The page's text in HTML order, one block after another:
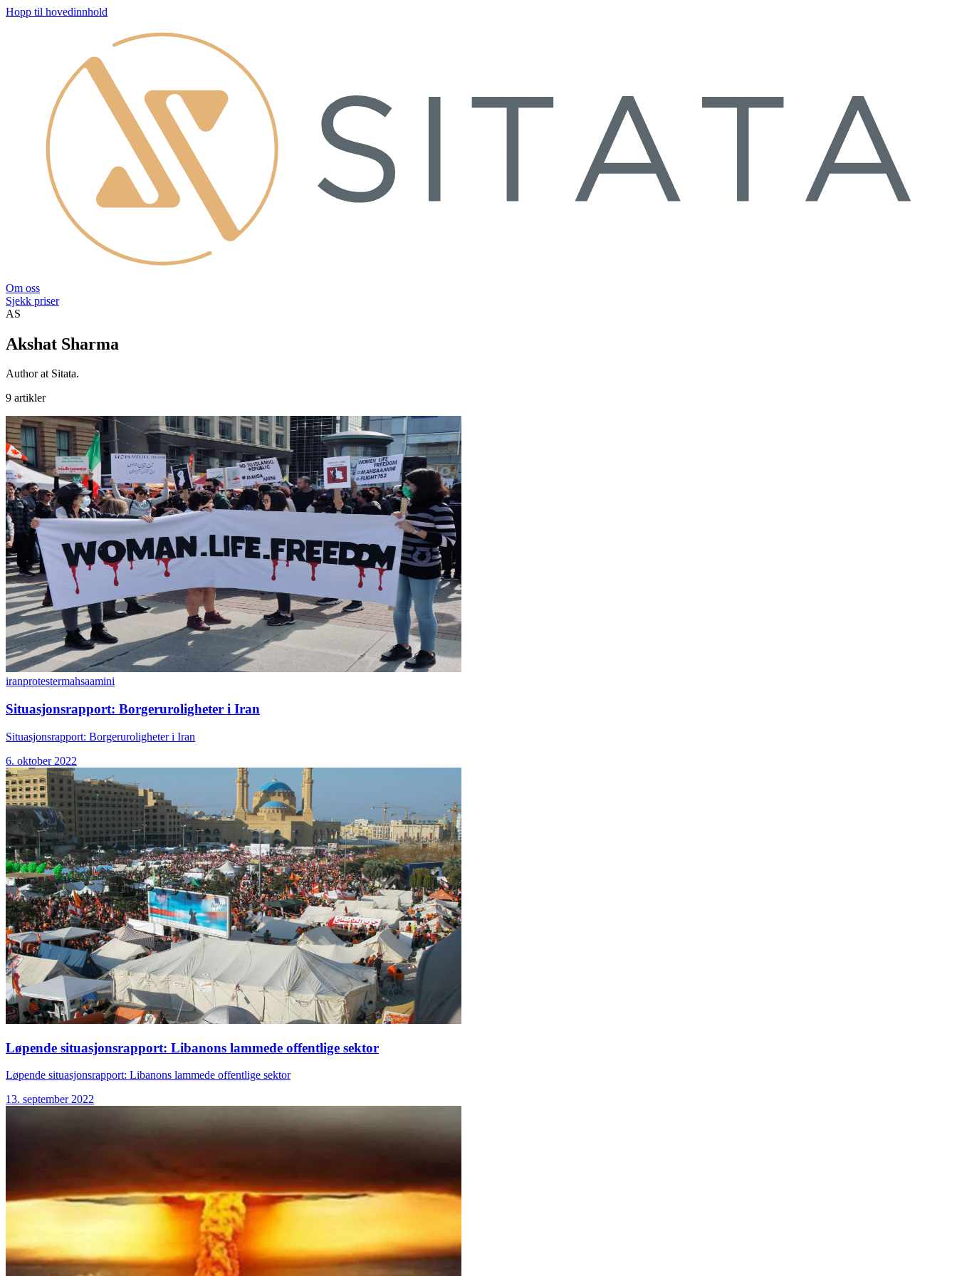
Hopp til hovedinnhold
Om oss
Sjekk priser
AS
Akshat Sharma
Author at Sitata.
9 artikler
iranprotestermahsaamini
Situasjonsrapport: Borgeruroligheter i Iran
Situasjonsrapport: Borgeruroligheter i Iran
6. oktober 2022
Løpende situasjonsrapport: Libanons lammede offentlige sektor
Løpende situasjonsrapport: Libanons lammede offentlige sektor
13. september 2022